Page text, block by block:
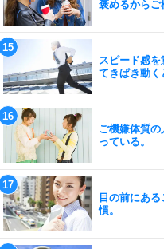
褒めるからご
スピード感を
てきぱき動く
ご機嫌体質
っている。
目の前にあ
慣。